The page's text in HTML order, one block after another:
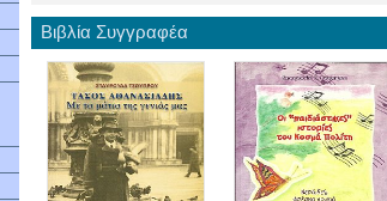
Βιβλία Συγγραφέα